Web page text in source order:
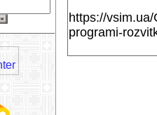
https://
programi-